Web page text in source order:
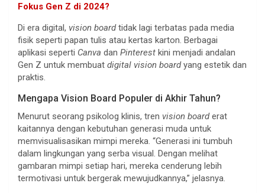
Fokus Gen Z di 2024?
Di era digital, vision boardtidak lagi terbatas pada media
fisik seperti papan tulis atau kertas karton. Berbagai
aplikasi seperti Canva dan Pinterest kini menjadi andalan
Gen Z untuk membuat digital vision boardyang estetik dan
praktis.
Mengapa Vision Board Populer di Akhir Tahun?
Menurut seorang psikolog klinis, tren vision boarderat
kaitannya dengan kebutuhan generasi muda untuk
memvisualisasikan mimpi mereka. “Generasi ini tumbuh
dalam lingkungan yang serba visual. Dengan melihat
gambaran mimpi setiap hari, mereka cenderung lebih
termotivasi untuk bergerak mewujudkannya,” jelasnya.